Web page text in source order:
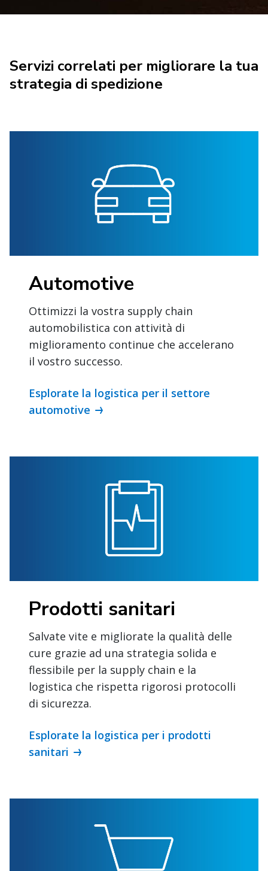
Servizi correlati per migliorare la tua
strategia di spedizione
Automotive
Ottimizzi la vostra supply chain
automobilistica con attività di
miglioramento continue che accelerano
il vostro successo.
Esplorate la logistica per il settore
automotive
Prodotti sanitari
Salvate vite e migliorate la qualità delle
cure grazie ad una strategia solida e
flessibile per la supply chain e la
logistica che rispetta rigorosi protocolli
di sicurezza.
Esplorate la logistica per i prodotti
sanitari